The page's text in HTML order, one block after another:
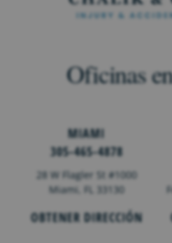
Oficinas
MIAMI
305-465-4878
28 W Flagler St #1000
Miami, FL 33130
OBTENER DIRECCIÓN